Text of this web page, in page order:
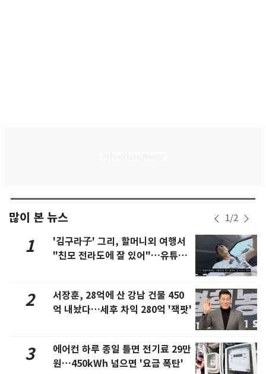
많이 본 뉴스 1/2
1
'김구라子' 그리, 할머니외 여행서
"친모 전라도에 잘 있어"…유튜브
2
서장훈, 28억에 산 강남 건물 450
억 내놨다…세후 차익 280억 '잭팟'
3
에어컨 하루 종일 틀면 전기료 29만
원…450kWh 넘으면 '요금 폭탄'